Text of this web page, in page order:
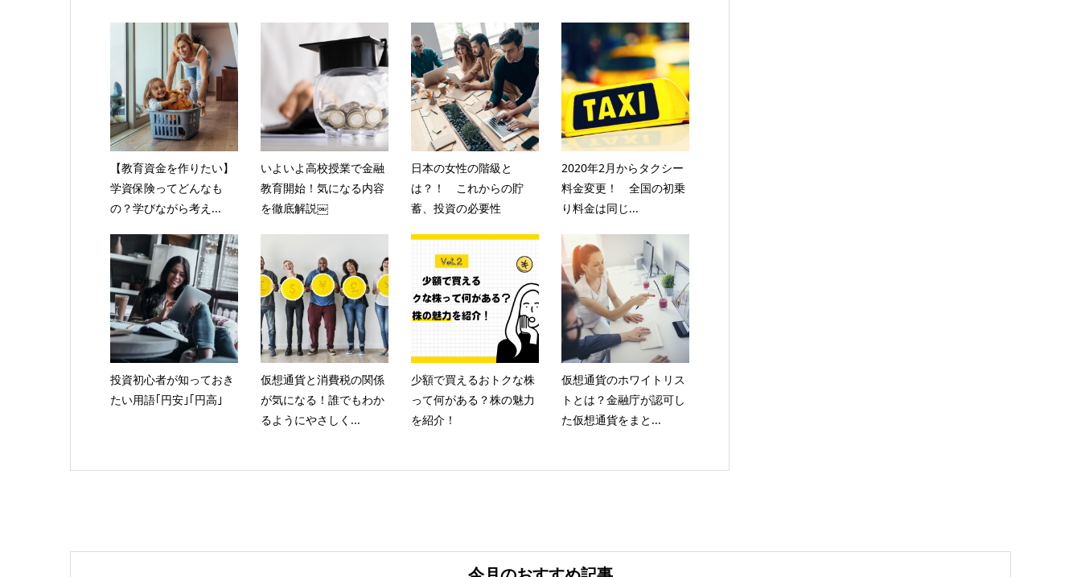
【教育資金を作りたい】
学資保険ってどんなも
の？学びながら考え...
いよいよ高校授業で金融
教育開始！気になる内容
を徹底解説￼
日本の女性の階級と
は？！ これからの貯
蓄、投資の必要性
2020年2月からタクシー
料金変更！ 全国の初乗
り料金は同じ...
投資初心者が知っておき
たい用語｢円安｣｢円高｣
仮想通貨と消費税の関係
が気になる！誰でもわか
るようにやさしく...
少額で買えるおトクな株
って何がある？株の魅力
を紹介！
仮想通貨のホワイトリス
トとは？金融庁が認可し
た仮想通貨をまと...